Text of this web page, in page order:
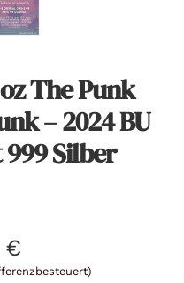
The Punk
– 2024 BU
Silber
€